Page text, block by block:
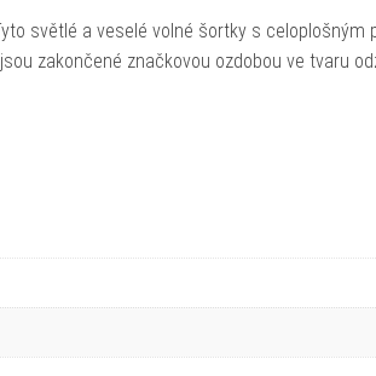
světlé a veselé volné šortky s celoplošným
zakončené značkovou ozdobou ve tvaru